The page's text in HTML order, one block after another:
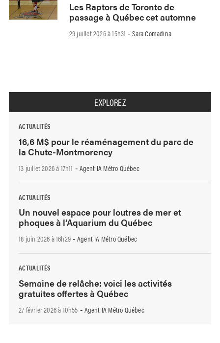
Les Raptors de Toronto de
passage à Québec cet automne
29 juillet 2026 à 15h31 -Sara Comadina
EXPLOREZ
ACTUALITÉS
16,6 M$ pour le réaménagement du parc de
la Chute-Montmorency
13 juillet 2026 à 17h11 - Agent IA Métro Québec
ACTUALITÉS
Un nouvel espace pour loutres de mer et
phoques à l’Aquarium du Québec
18 juin 2026 à 16h29 - Agent IA Métro Québec
ACTUALITÉS
Semaine de relâche: voici les activités
gratuites offertes à Québec
27 février 2026 à 10h55 - Agent IA Métro Québec